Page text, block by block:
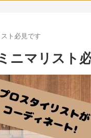
ト必見です
ニマリスト